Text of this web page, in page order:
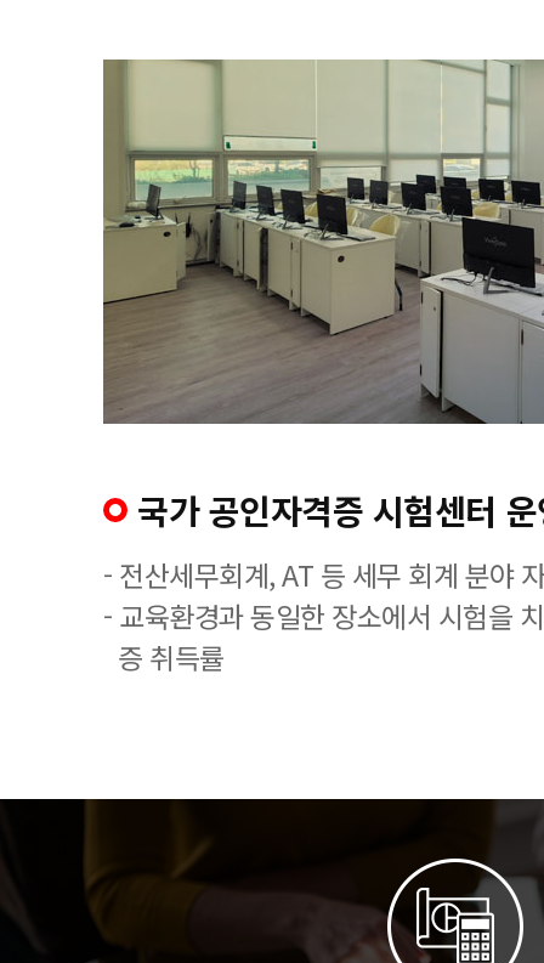
국가 공인자격증 시험센터
- 전산세무회계, AT 등 세무 회계 분야
- 교육환경과 동일한 장소에서 시험을
증 취득률